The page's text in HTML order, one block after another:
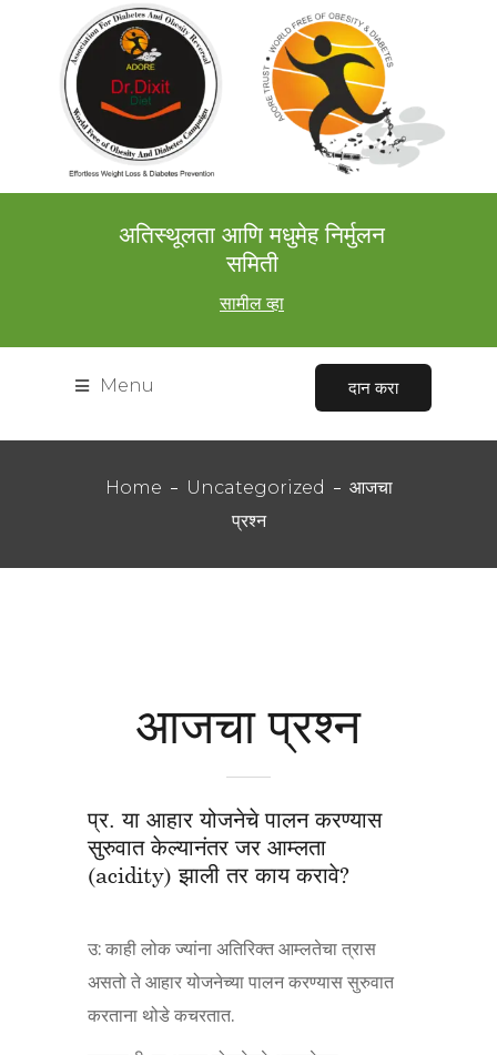
अतिस्थूलता आणि मधुमेह निर्मुलन
समिती
सामील व्हा
Menu दान करा
Home Uncategorized
आजचा
प्रश्न
आजचा प्रश्न
प्र. या आहार योजनेचे पालन करण्यास
सुरुवात केल्यानंतर जर आम्लता
(acidity) झाली तर काय करावे?
उ: काही लोक ज्यांना अतिरिक्त आम्लतेचा त्रास
असतो ते आहार योजनेच्या पालन करण्यास सुरुवात
करताना थोडे कचरतात.